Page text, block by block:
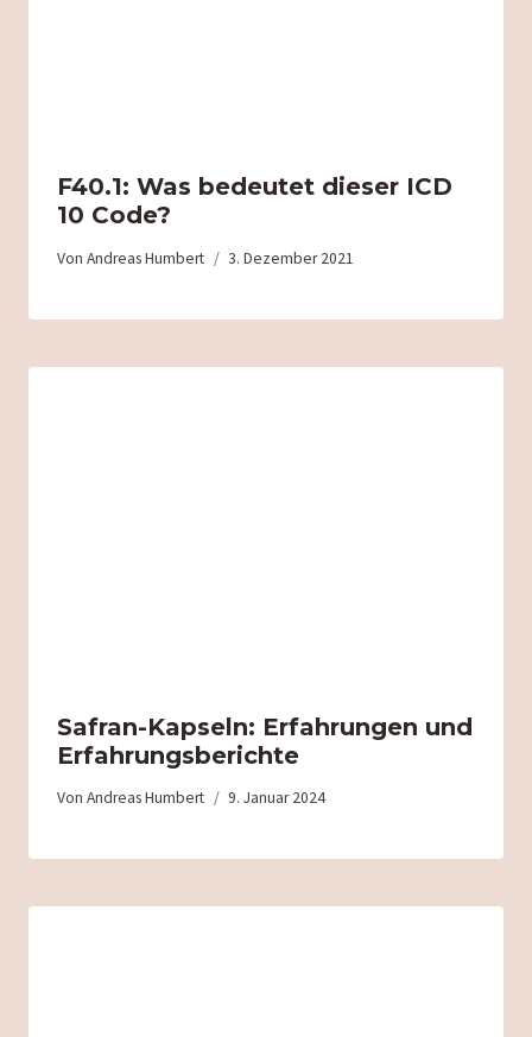
F40.1: Was bedeutet dieser ICD
10 Code?
Von Andreas Humbert 3. Dezember 2021
Safran-Kapseln: Erfahrungen und
Erfahrungsberichte
Von Andreas Humbert 9. Januar 2024